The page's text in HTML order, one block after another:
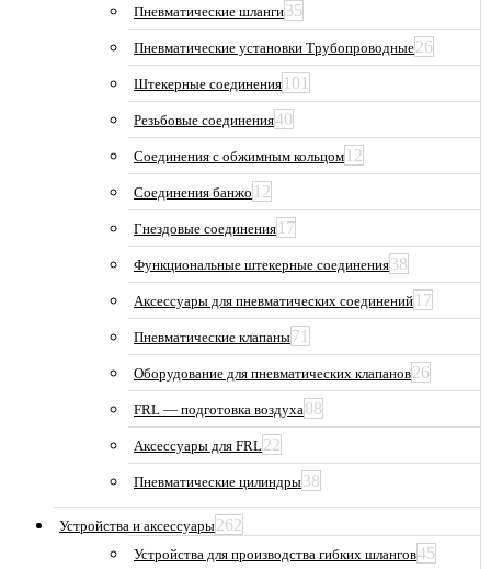
Пневматические шланги35
Пневматические установки Трубопроводные26
Штекерные соединения 101
Резьбовые соединения40
Соединения с обжимным кольцом 12
Соединения банжо 12
Гнездовые соединения 17
Функциональные штекерные соединения38
Аксессуары для пневматических соединений 17
Пневматические клапаны71
Оборудование для пневматических клапанов26
FRL — подготовка воздуха88
Аксессуары для FRL22
Пневматические цилиндры38
Устройства и аксессуары262
Устройства для производства гибких шлангов45